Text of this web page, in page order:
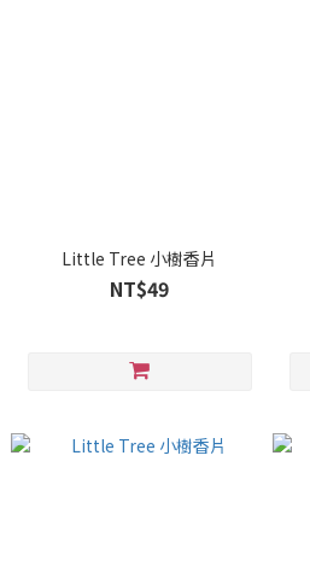
Little Tree 小樹香片
NT$49